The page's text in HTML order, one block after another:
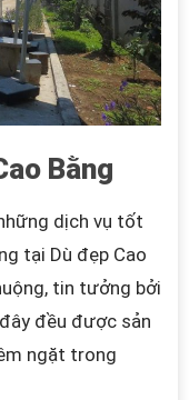
Bằng
dịch vụ tốt
tại Dù đẹp Cao
tin tưởng bởi
đều được sản
ngặt trong